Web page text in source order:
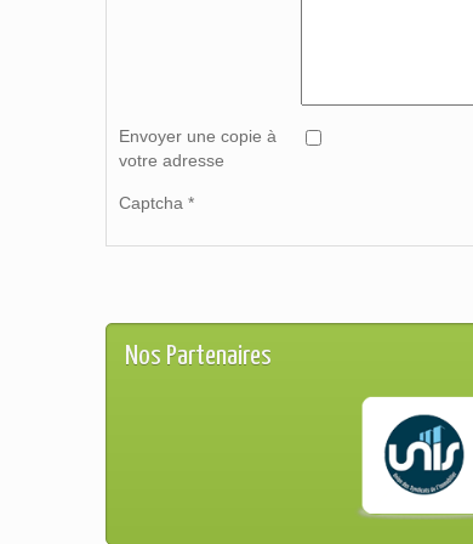
Envoyer une copie à
votre adresse
Captcha *
Nos Partenaires